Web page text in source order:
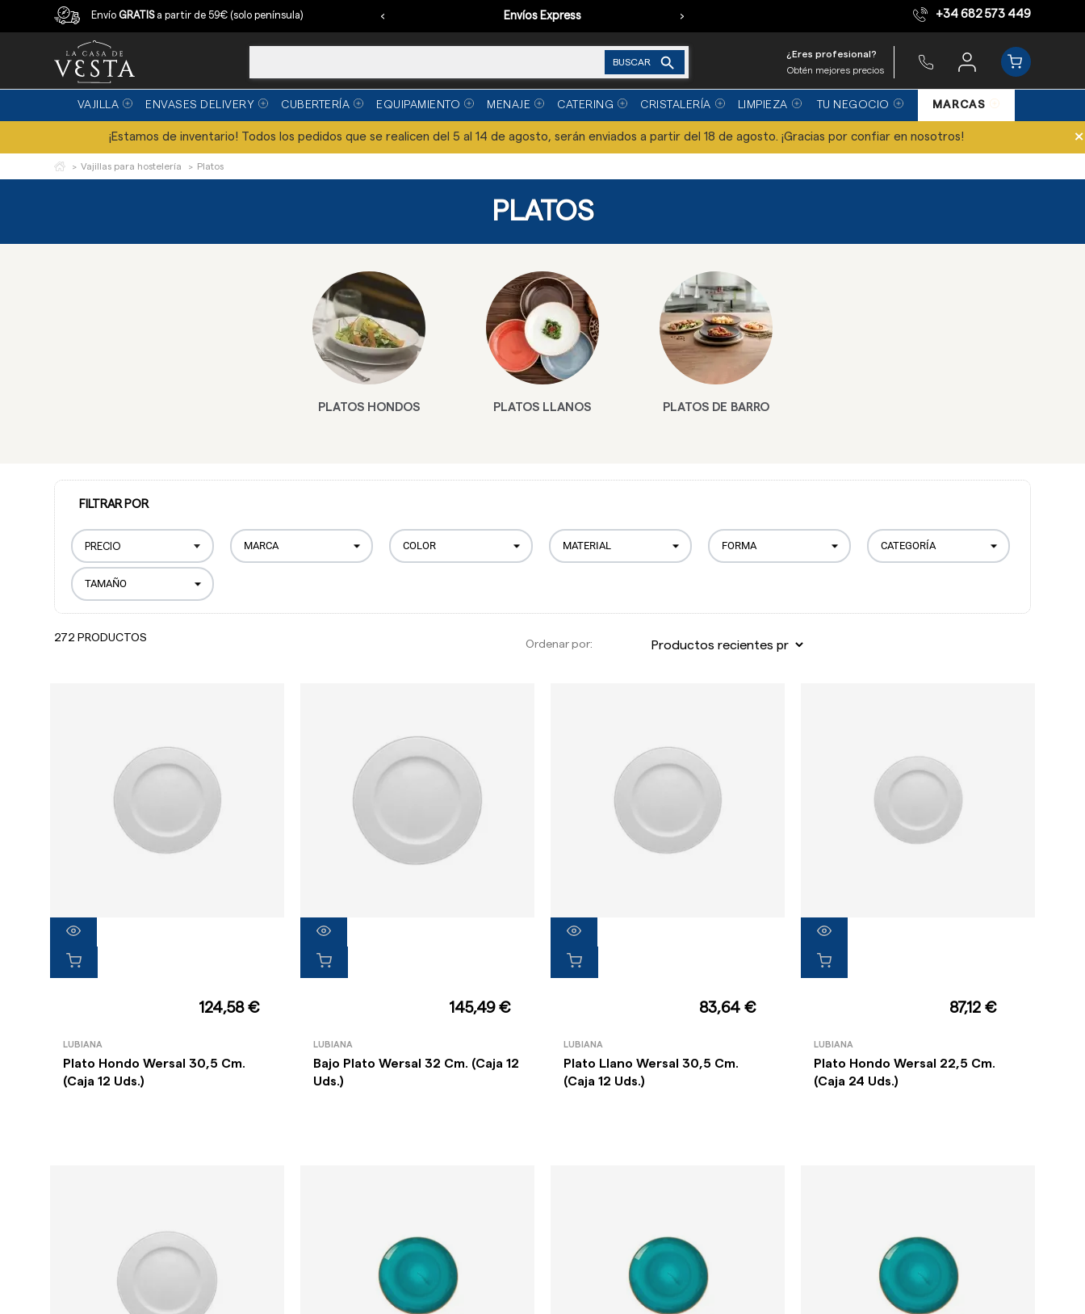
EnvíoGRATISa partir de 59€ (solo península)
Compra con garantía Envíos Express Equipo de expertos
‹ › +34 682 573 449
BUSCAR 
¿Eres profesional?
Obtén mejores precios
VAJILLA ENVASES DELIVERY CUBERTERÍA EQUIPAMIENTO MENAJE CATERING CRISTALERÍA LIMPIEZA TU NEGOCIO MARCAS
¡Estamos de inventario! Todos los pedidos que se realicen del 5 al 14 de agosto, serán enviados a partir del 18 de agosto. ¡Gracias por confiar en nosotros! ×
Vajillas para hostelería Platos
PLATOS
PLATOS HONDOS PLATOS LLANOS PLATOS DE BARRO
FILTRAR POR
PRECIO
272 PRODUCTOS
Ordenar por:
124,58 €
LUBIANA
Plato Hondo Wersal 30,5 Cm.
(Caja 12 Uds.)
145,49 €
LUBIANA
Bajo Plato Wersal 32 Cm. (Caja 12
Uds.)
83,64 €
LUBIANA
Plato Llano Wersal 30,5 Cm.
(Caja 12 Uds.)
87,12 €
LUBIANA
Plato Hondo Wersal 22,5 Cm.
(Caja 24 Uds.)